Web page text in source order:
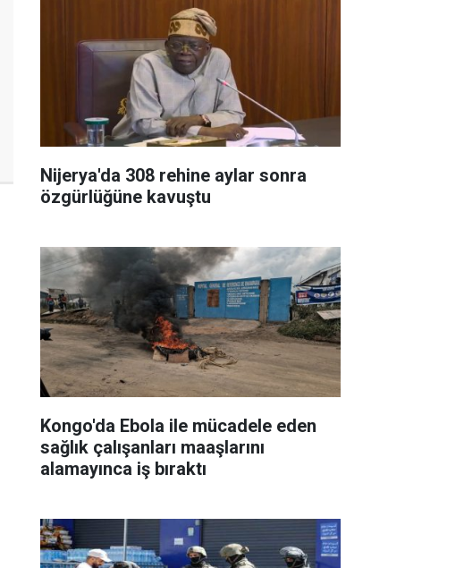
Nijerya'da 308 rehine aylar sonra
özgürlüğüne kavuştu
Kongo'da Ebola ile mücadele eden
sağlık çalışanları maaşlarını
alamayınca iş bıraktı